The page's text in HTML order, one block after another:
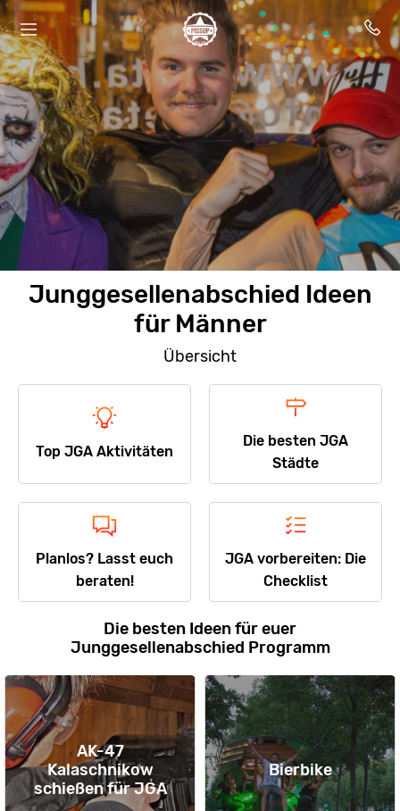
Junggesellenabschied Ideen
für Männer
Übersicht
Top JGA Aktivitäten
Die besten JGA
Städte
Planlos? Lasst euch
beraten!
JGA vorbereiten: Die
Checklist
Die besten Ideen für euer
Junggesellenabschied Programm
AK-47
Kalaschnikow
schießen für JGA
Bierbike